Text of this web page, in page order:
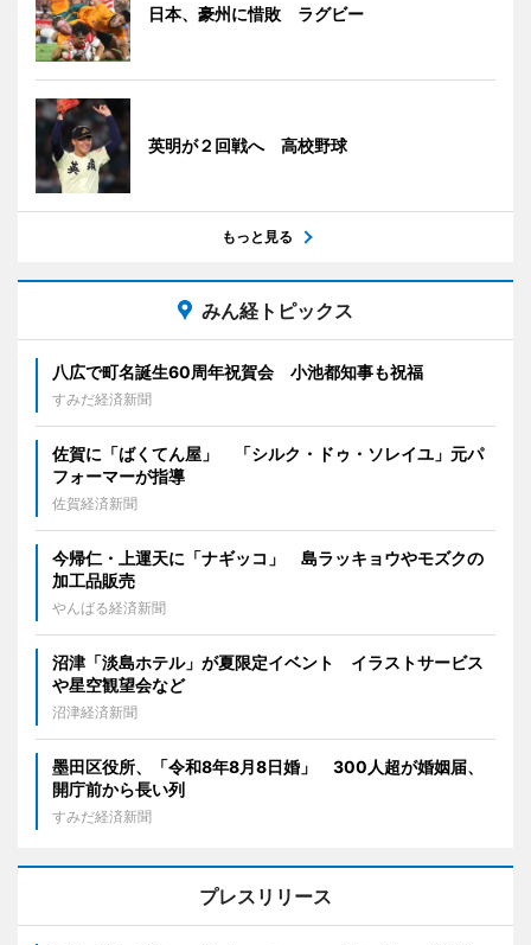
日本、豪州に惜敗 ラグビー
英明が２回戦へ 高校野球
もっと見る
みん経トピックス
八広で町名誕生60周年祝賀会 小池都知事も祝福
すみだ経済新聞
佐賀に「ばくてん屋」 「シルク・ドゥ・ソレイユ」元パ
フォーマーが指導
佐賀経済新聞
今帰仁・上運天に「ナギッコ」 島ラッキョウやモズクの
加工品販売
やんばる経済新聞
沼津「淡島ホテル」が夏限定イベント イラストサービス
や星空観望会など
沼津経済新聞
墨田区役所、「令和8年8月8日婚」 300人超が婚姻届、
開庁前から長い列
すみだ経済新聞
プレスリリース